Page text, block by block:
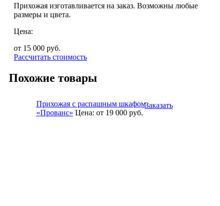
Прихожая изготавливается на заказ. Возможны любые
размеры и цвета.
Цена:
от 15 000 руб.
Рассчитать стоимость
Похожие товары
Прихожая с распашным шкафом
«Прованс» Цена: от 19 000руб.
Заказать